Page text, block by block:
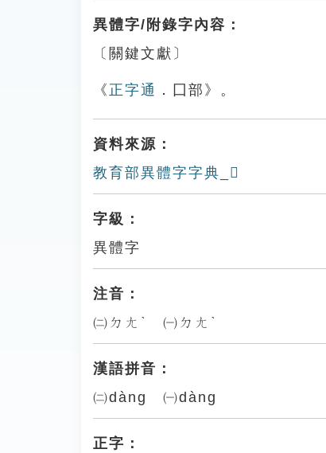
異體字/附錄字內容：
〔關鍵文獻〕
《 正字通 ．囗部》。
資料來源：
教育部異體字字典_𡇵
字級：
異體字
注音：
㈡ㄉㄤˋ ㈠ㄉㄤˋ
漢語拼音：
㈡dàng ㈠dàng
正字：